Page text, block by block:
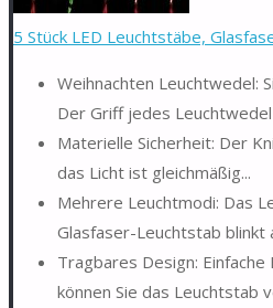
5 Stück LED Leuchtstäbe,
Weihnachten Leuchtwedel:
Der Griff jedes Leuchtwedel
Materielle Sicherheit: Der
das Licht ist gleichmäßig...
Mehrere Leuchtmodi: Das
Glasfaser-Leuchtstab blinkt
Tragbares Design:
können Sie das Leuchtstab